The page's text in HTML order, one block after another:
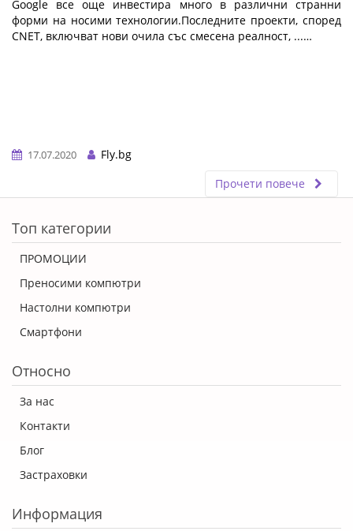
Google все още инвестира много в различни странни
форми на носими технологии.Последните проекти, според
CNET, включват нови очила със смесена реалност, ...…
17.07.2020
Fly.bg
Прочети повече
Топ категории
ПРОМОЦИИ
Преносими компютри
Настолни компютри
Смартфони
Относно
За нас
Контакти
Блог
Застраховки
Информация